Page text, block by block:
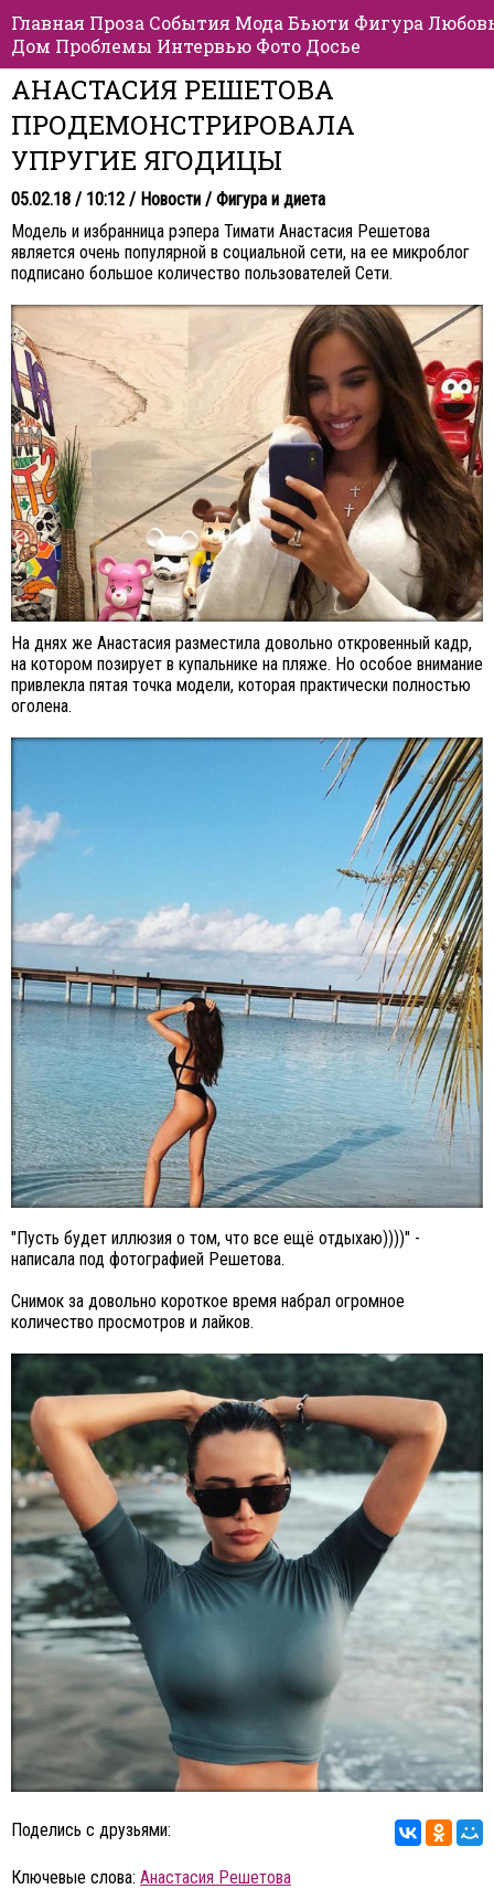
Главная Проза События Мода Бьюти Фигура
Дом Проблемы Интервью Фото Досье
АНАСТАСИЯ РЕШЕТОВА
ПРОДЕМОНСТРИРОВАЛА
УПРУГИЕ ЯГОДИЦЫ
05.02.18 / 10:12 / Новости / Фигура и диета
Модель и избранница рэпера Тимати Анастасия Решетова
является очень популярной в социальной сети, на ее микроблог
подписано большое количество пользователей Сети.
На днях же Анастасия разместила довольно откровенный кадр,
на котором позирует в купальнике на пляже. Но особое внимание
привлекла пятая точка модели, которая практически полностью
оголена.
"Пусть будет иллюзия о том, что все ещё отдыхаю))))" -
написала под фотографией Решетова.
Снимок за довольно короткое время набрал огромное
количество просмотров и лайков.
Поделись с друзьями:
Ключевые слова: Анастасия Решетова